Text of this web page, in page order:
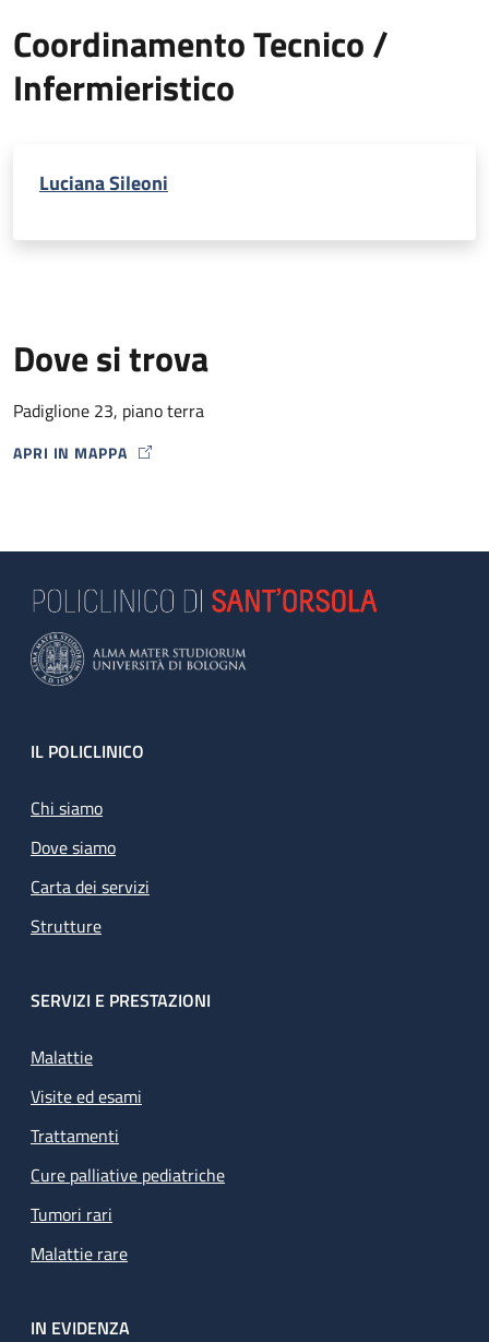
Coordinamento Tecnico /
Infermieristico
Luciana Sileoni
Dove si trova
Padiglione 23, piano terra
APRI IN MAPPA
MAP ICON
Footer
IL POLICLINICO
Chi siamo
Dove siamo
Carta dei servizi
Strutture
SERVIZI E PRESTAZIONI
Malattie
Visite ed esami
Trattamenti
Cure palliative pediatriche
Tumori rari
Malattie rare
IN EVIDENZA